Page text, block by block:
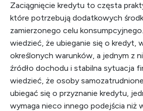
Zaciągnięcie kredytu to częsta
które potrzebują dodatkowych
zamierzonego celu
wiedzieć, że ubieganie się o kredyt,
określonych warunków, a jednym z
źródło dochodu i stabilna sytuacja
wiedzieć, że osoby
ubiegać się o przyznanie kredytu,
wymaga nieco innego podejścia niż